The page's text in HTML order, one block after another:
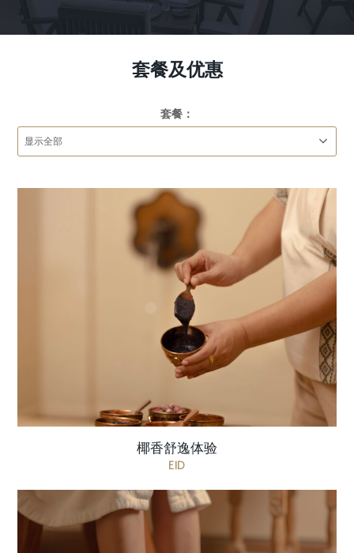
套餐及优惠
套餐：
舒缓的热带风情护理，搭配清新雅致的咖啡体验，
是焕然一新的理想之选 AED 450 每人 价格包含 清爽
足浴 60-分钟椰子油按摩 水疗设施全时段进入 The
Café茶点套餐一份 ...
椰香舒逸体验
EID